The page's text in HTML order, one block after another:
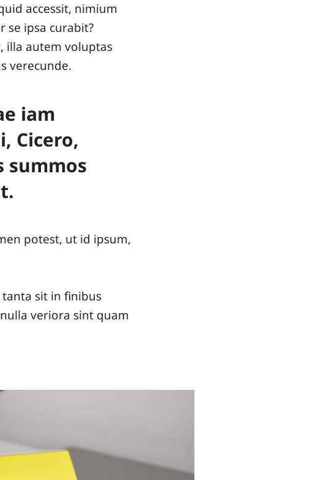
accessit, nimium
se ipsa curabit?
illa autem voluptas
verecunde.
iam
Cicero,
summos
potest, ut id ipsum,
sit in finibus
veriora sint quam